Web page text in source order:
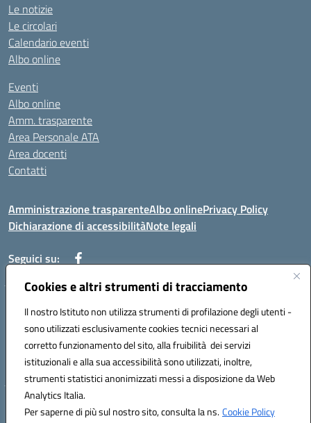
Cookies e altri strumenti di tracciamento
Il nostro Istituto non utilizza strumenti di profilazione degli utenti -
sono utilizzati esclusivamente cookies tecnici necessari al
corretto funzionamento del sito, alla fruibilità dei servizi
istituzionali e alla sua accessibilità sono utilizzati, inoltre,
strumenti statistici anonimizzati messi a disposizione da Web
Analytics Italia.
Per saperne di più sul nostro sito, consulta la ns.Cookie Policy
Le notizie
Le circolari
Calendario eventi
Albo online
Eventi
Albo online
Amm. trasparente
Area Personale ATA
Area docenti
Contatti
Amministrazione trasparenteAlbo onlinePrivacy Policy
Dichiarazione di accessibilitàNote legali
Seguici su:
Indirizzo: VIA BRECCIAME, 46 - 81024 MADDALONI (CE)
Mail: CEIC8AU001@istruzione.it - Pec: CEIC8AU001@pec.istruzione.it -
Telefono: 0823408721
Meccanografico: CEIC8AU001
Codice fiscale: 93086080616
Hosting & Powered by 3D Solution S.r.l.